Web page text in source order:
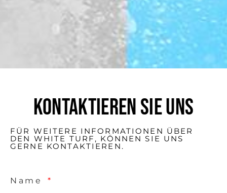
KONTAKTIEREN SIE UNS
FÜR WEITERE INFORMATIONEN ÜBER
DEN WHITE TURF, KÖNNEN SIE UNS
GERNE KONTAKTIEREN.
Name